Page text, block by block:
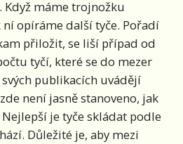
Když máme trojnožku
opíráme další tyče. Pořadí
přiložit, se liší případ od
tyčí, které se do mezer
publikacích uvádějí
není jasně stanoveno, jak
je tyče skládat podle
Důležité je, aby mezi